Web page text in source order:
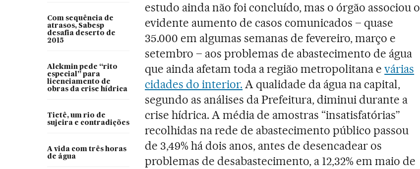
Com sequência de
atrasos, Sabesp
desafia deserto de
2015
Alckmin pede “rito
especial” para
licenciamento de
obras da crise hídrica
Tietê, um rio de
sujeira e contradições
A vida com três horas
de água
estudo ainda não foi concluído, mas o órgão associou o
evidente aumento de casos comunicados – quase
35.000 em algumas semanas de fevereiro, março e
setembro – aos problemas de abastecimento de água
que ainda afetam toda a região metropolitana evárias
cidades do interior. A qualidade da água na capital,
segundo as análises da Prefeitura, diminui durante a
crise hídrica. A média de amostras “insatisfatórias”
recolhidas na rede de abastecimento público passou
de 3,49% há dois anos, antes de desencadear os
problemas de desabastecimento, a 12,32% em maio de